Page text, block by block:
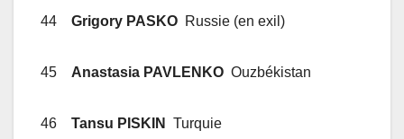
44 Grigory PASKO Russie (en exil)
45 Anastasia PAVLENKO Ouzbékistan
46 Tansu PISKIN Turquie